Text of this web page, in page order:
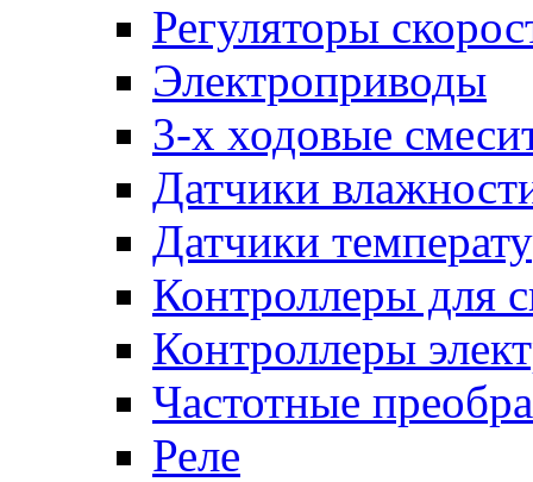
Регуляторы
Электроприводы
3-х ходовые
Датчики
Датчики
Контроллеры для
Контроллеры
Частотные
Реле